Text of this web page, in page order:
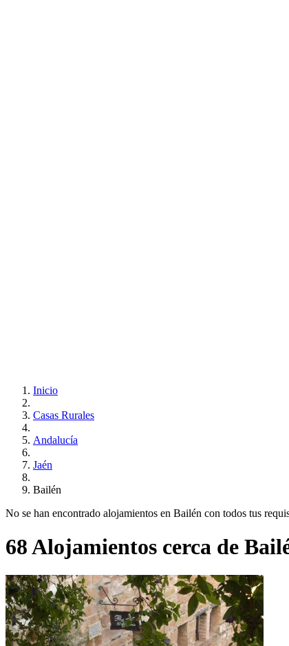
Inicio
Casas Rurales
Andalucía
Jaén
Bailén
No se han encontrado alojamientos en Bailén con todos tus
68 Alojamientos cerca de